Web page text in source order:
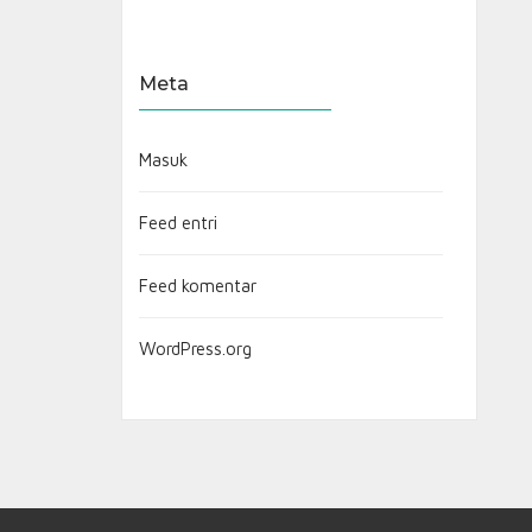
Meta
Masuk
Feed entri
Feed komentar
WordPress.org